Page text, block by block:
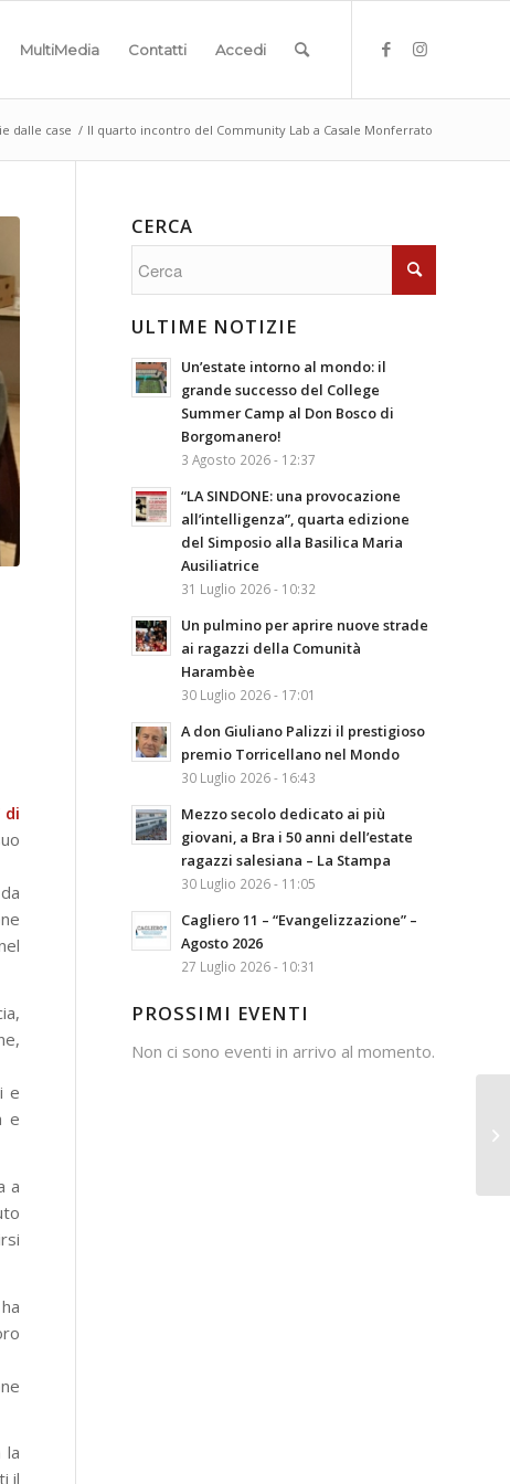
MultiMedia Contatti Accedi
dalle case / Il quarto incontro del Community Lab a Casale Monferrato
di
e
e
a
la
il
CERCA
ULTIME NOTIZIE
Un’estate intorno al mondo: il
grande successo del College
Summer Camp al Don Bosco di
Borgomanero!
3 Agosto 2026 - 12:37
“LA SINDONE: una provocazione
all’intelligenza”, quarta edizione
del Simposio alla Basilica Maria
Ausiliatrice
31 Luglio 2026 - 10:32
Un pulmino per aprire nuove strade
ai ragazzi della Comunità
Harambèe
30 Luglio 2026 - 17:01
A don Giuliano Palizzi il prestigioso
premio Torricellano nel Mondo
30 Luglio 2026 - 16:43
Mezzo secolo dedicato ai più
giovani, a Bra i 50 anni dell’estate
ragazzi salesiana – La Stampa
30 Luglio 2026 - 11:05
Cagliero 11 – “Evangelizzazione” –
Agosto 2026
27 Luglio 2026 - 10:31
PROSSIMI EVENTI
Non ci sono eventi in arrivo al momento.